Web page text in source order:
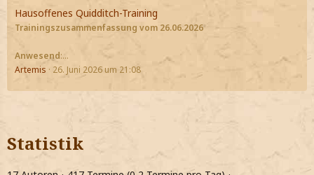
Hausoffenes Quidditch-Training
Trainingszusammenfassung vom 26.06.2026
Anwesend:…
Artemis
26. Juni 2026 um 21:08
Statistik